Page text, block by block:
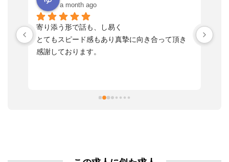
a month ago
寄り添う形で話も、し易く
とてもスピード感もあり真摯に向き合って頂き
感謝しております。